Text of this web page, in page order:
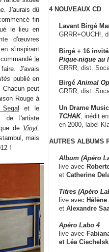
J'aurais dû
fin
le lieu en
d'œuvres
s'inspirant
le
J'avais
publié en
peut
Rouge à
et le
l'artiste
de Vinyl,
mais
!
4 NOUVEAUX CD
Lavant Birgé
GRRR+OUCH!,
Birgé + 16
Pique-nique au
GRRR, dist.
Birgé Animal
GRRR, dist.
Un Drame
TCHAK, inédit
en 2000, label
AUTRES ALBUMS
Album (Apéro
live avec
et Catherine
Titres (Apéro
live avec Hélène
et Alexandre
Apéro Labo 4
live avec
et Léa